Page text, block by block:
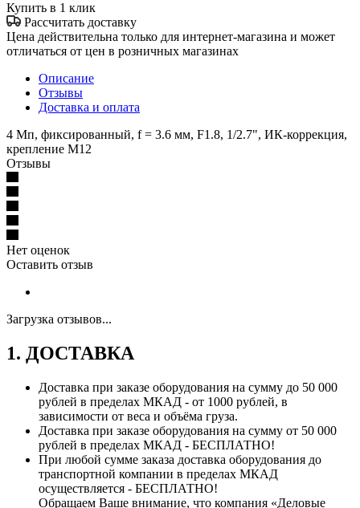
Купить в 1 клик
Рассчитать доставку
Цена действительна только для интернет-магазина и может
отличаться от цен в розничных магазинах
Описание
Отзывы
Доставка и оплата
4 Мп, фиксированный, f = 3.6 мм, F1.8, 1/2.7", ИК-коррекция,
крепление M12
Отзывы
Нет оценок
Оставить отзыв
Загрузка отзывов...
1. ДОСТАВКА
Доставка при заказе оборудования на сумму до 50 000
рублей в пределах МКАД - от 1000 рублей, в
зависимости от веса и объёма груза.
Доставка при заказе оборудования на сумму от 50 000
рублей в пределах МКАД - БЕСПЛАТНО!
При любой сумме заказа доставка оборудования до
транспортной компании в пределах МКАД
осуществляется - БЕСПЛАТНО!
Обращаем Ваше внимание, что компания «Деловые